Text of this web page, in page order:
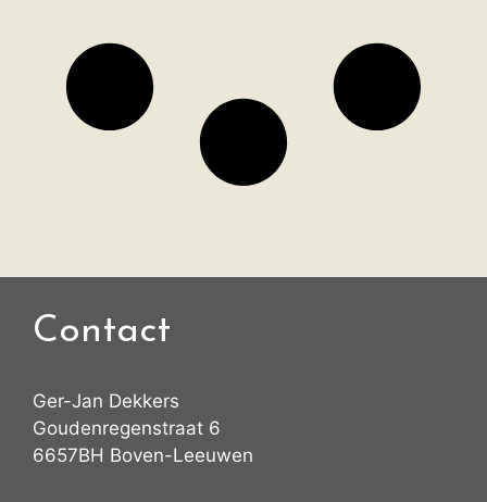
Contact
Ger-Jan Dekkers
Goudenregenstraat 6
6657BH Boven-Leeuwen